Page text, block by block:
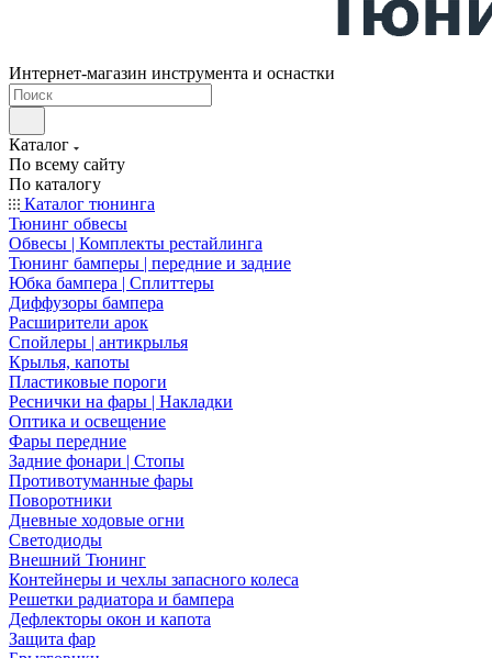
Интернет-магазин инструмента и оснастки
Каталог
По всему сайту
По каталогу
Каталог тюнинга
Тюнинг обвесы
Обвесы | Комплекты рестайлинга
Тюнинг бамперы | передние и задние
Юбка бампера | Сплиттеры
Диффузоры бампера
Расширители арок
Спойлеры | антикрылья
Крылья, капоты
Пластиковые пороги
Реснички на фары | Накладки
Оптика и освещение
Фары передние
Задние фонари | Стопы
Противотуманные фары
Поворотники
Дневные ходовые огни
Светодиоды
Внешний Тюнинг
Контейнеры и чехлы запасного колеса
Решетки радиатора и бампера
Дефлекторы окон и капота
Защита фар